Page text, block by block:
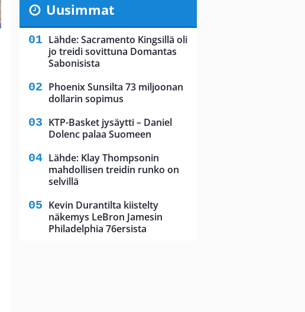
Uusimmat
Lähde: Sacramento Kingsillä oli
jo treidi sovittuna Domantas
Sabonisista
Phoenix Sunsilta 73 miljoonan
dollarin sopimus
KTP-Basket jysäytti – Daniel
Dolenc palaa Suomeen
Lähde: Klay Thompsonin
mahdollisen treidin runko on
selvillä
Kevin Durantilta kiistelty
näkemys LeBron Jamesin
Philadelphia 76ersista